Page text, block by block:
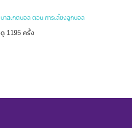
บาสเกตบอล ตอน การเลี้ยงลูกบอล
ดู 1195 ครั้ง